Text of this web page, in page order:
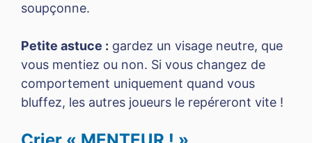
soupçonne.
Petite astuce : gardez un visage neutre, que
vous mentiez ou non. Si vous changez de
comportement uniquement quand vous
bluffez, les autres joueurs le repéreront vite !